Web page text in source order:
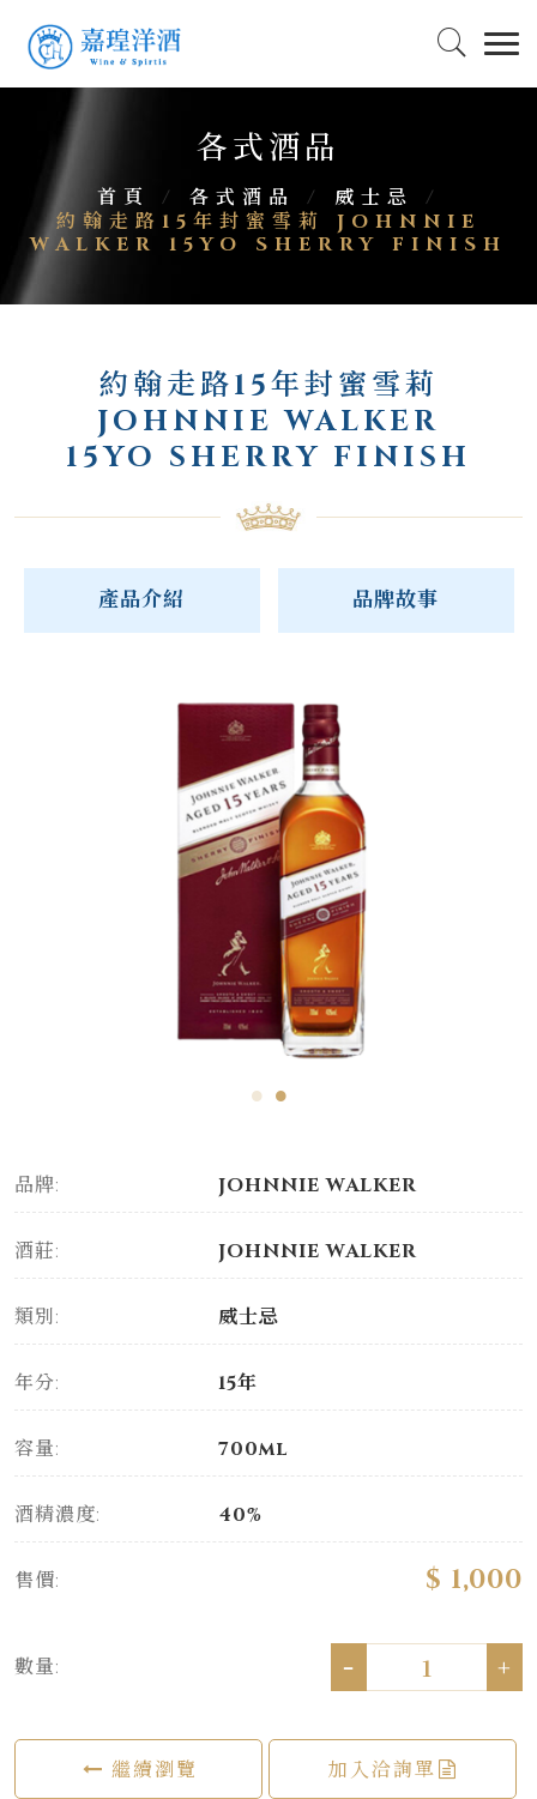
各式酒品
首頁 / 各式酒品 / 威士忌
/
約翰走路15年封蜜雪莉 JOHNNIE
WALKER 15YO SHERRY FINISH
約翰走路15年封蜜雪莉
JOHNNIE WALKER
15YO SHERRY FINISH
產品介紹 品牌故事
品牌: JOHNNIE WALKER
酒莊: JOHNNIE WALKER
類別: 威士忌
年分: 15年
容量: 700ml
酒精濃度: 40%
售價: $ 1,000
數量: - +
繼續瀏覽 加入洽詢單